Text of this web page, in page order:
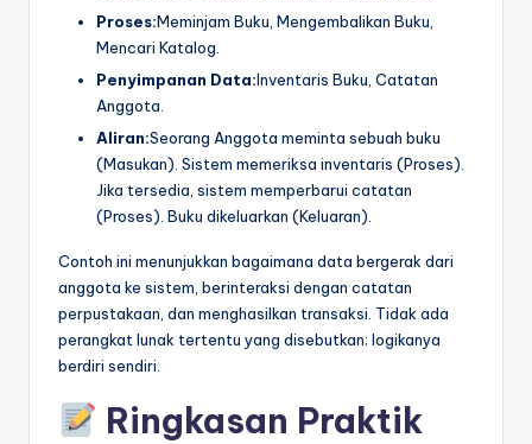
Proses:Meminjam Buku, Mengembalikan Buku,
Mencari Katalog.
Penyimpanan Data:Inventaris Buku, Catatan
Anggota.
Aliran:Seorang Anggota meminta sebuah buku
(Masukan). Sistem memeriksa inventaris (Proses).
Jika tersedia, sistem memperbarui catatan
(Proses). Buku dikeluarkan (Keluaran).
Contoh ini menunjukkan bagaimana data bergerak dari
anggota ke sistem, berinteraksi dengan catatan
perpustakaan, dan menghasilkan transaksi. Tidak ada
perangkat lunak tertentu yang disebutkan; logikanya
berdiri sendiri.
Ringkasan Praktik